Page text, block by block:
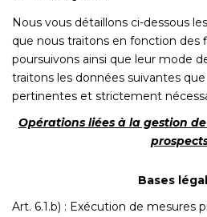
Nous vous détaillons ci-dessous
que nous traitons en fonction des
poursuivons ainsi que leur mode
traitons les données suivantes
pertinentes et strictement
Opérations liées à la gestion
Bases
Art. 6.1.b) : Exécution de mesures